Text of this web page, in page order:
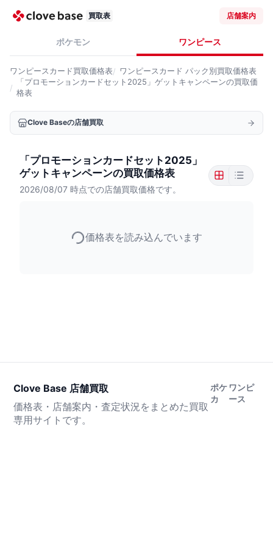
買取表 店舗案内
ポケモン ワンピース
ワンピースカード買取価格表 ワンピースカード パック別買取価格表
「プロモーションカードセット2025」ゲットキャンペーンの買取価
格表
Clove Baseの店舗買取
「プロモーションカードセット2025」
ゲットキャンペーンの買取価格表
2026/08/07 時点での店舗買取価格です。
価格表を読み込んでいます
Clove Base 店舗買取
価格表・店舗案内・査定状況をまとめた買取
専用サイトです。
ポケ
カ
ワンピ
ース